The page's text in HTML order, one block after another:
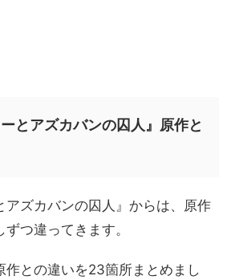
ーとアズカバンの囚人』原作と
アズカバンの囚人』からは、原作
つ違ってきます。
作との違いを23箇所まとめまし